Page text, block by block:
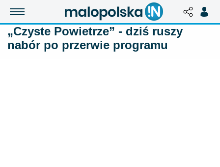
„Czyste Powietrze” - dziś ruszy
nabór po przerwie programu